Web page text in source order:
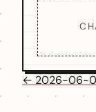
← 2026-06-